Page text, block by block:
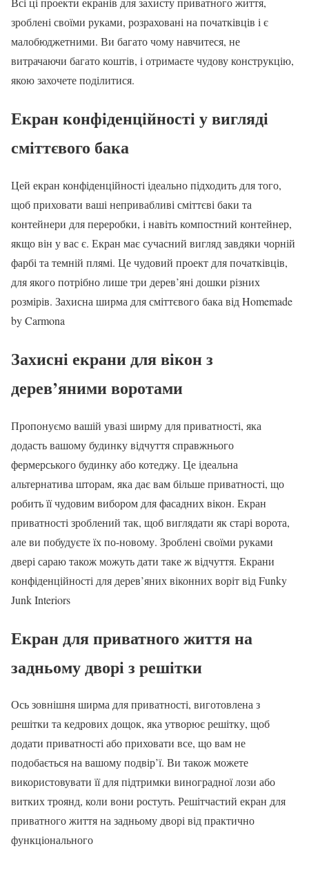
зроблені своїми руками, розраховані на початківців і є
малобюджетними. Ви багато чому навчитеся, не
витрачаючи багато коштів, і отримаєте чудову конструкцію,
якою захочете поділитися.
Екран конфіденційності у вигляді
сміттєвого бака
Цей екран конфіденційності ідеально підходить для того,
щоб приховати ваші непривабливі сміттєві баки та
контейнери для переробки, і навіть компостний контейнер,
якщо він у вас є. Екран має сучасний вигляд завдяки чорній
фарбі та темній плямі. Це чудовий проект для початківців,
для якого потрібно лише три дерев’яні дошки різних
розмірів. Захисна ширма для сміттєвого бака від Homemade
by Carmona
Захисні екрани для вікон з
дерев’яними воротами
Пропонуємо вашій увазі ширму для приватності, яка
додасть вашому будинку відчуття справжнього
фермерського будинку або котеджу. Це ідеальна
альтернатива шторам, яка дає вам більше приватності, що
робить її чудовим вибором для фасадних вікон. Екран
приватності зроблений так, щоб виглядати як старі ворота,
але ви побудуєте їх по-новому. Зроблені своїми руками
двері сараю також можуть дати таке ж відчуття. Екрани
конфіденційності для дерев’яних віконних воріт від Funky
Junk Interiors
Екран для приватного життя на
задньому дворі з решітки
Ось зовнішня ширма для приватності, виготовлена з
решітки та кедрових дощок, яка утворює решітку, щоб
додати приватності або приховати все, що вам не
подобається на вашому подвір’ї. Ви також можете
використовувати її для підтримки виноградної лози або
витких троянд, коли вони ростуть. Решітчастий екран для
приватного життя на задньому дворі від практично
функціонального